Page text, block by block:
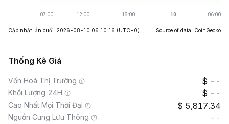
Cập nhật lần cuối: 2026-08-10 06:10:16 (UTC+0) Source of data: CoinGecko
Thống Kê Giá
Vốn Hoá Thị Trường --
Khối Lượng 24H --
Cao Nhất Mọi Thời Đại 5,817.34
Nguồn Cung Lưu Thông --